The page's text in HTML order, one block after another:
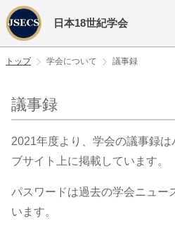
日本18世紀学会
トップ 学会について 議事録
議事録
2021年度より、学会の議事録
ブサイト上に掲載しています。
パスワードは過去の学会ニュー
います。